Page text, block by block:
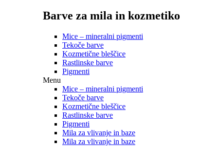
Barve za mila in kozmetiko
Mice – mineralni pigmenti
Tekoče barve
Kozmetične bleščice
Rastlinske barve
Pigmenti
Menu
Mice – mineralni pigmenti
Tekoče barve
Kozmetične bleščice
Rastlinske barve
Pigmenti
Mila za vlivanje in baze
Mila za vlivanje in baze